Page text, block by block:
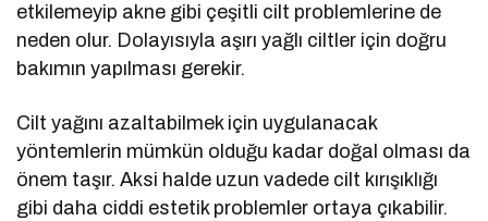
etkilemeyip akne gibi çeşitli cilt problemlerine de
neden olur. Dolayısıyla aşırı yağlı ciltler için doğru
bakımın yapılması gerekir.
Cilt yağını azaltabilmek için uygulanacak
yöntemlerin mümkün olduğu kadar doğal olması da
önem taşır. Aksi halde uzun vadede cilt kırışıklığı
gibi daha ciddi estetik problemler ortaya çıkabilir.